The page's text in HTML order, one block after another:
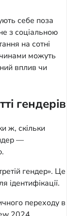
себе поза
з соціальною
на сотні
можуть
вплив чи
гендерів
ж, скільки
—
гендер». Це
ідентифікації.
переходу в